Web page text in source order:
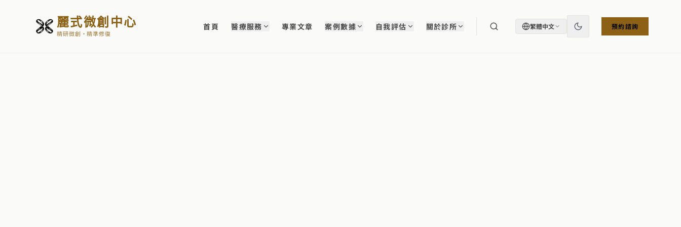
麗式微創中心
精研微創・精準修復
首頁 醫療服務 專業文章 案例數據 自我評估 關於診所 繁體中文 預約諮詢